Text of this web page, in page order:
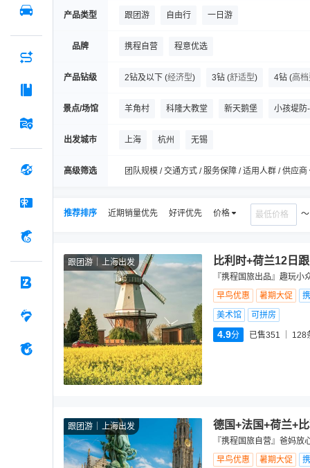
产品类型 跟团游 自由行 一日游
品牌 携程自营 程意优选
产品钻级 2钻及以下 (经济型) 3钻 (舒适型) 4钻 (高
景点/场馆 羊角村 科隆大教堂 新天鹅堡 小孩堤防
莫瑞泰斯皇家美术馆
出发城市 上海 杭州 无锡
高级筛选 团队规模 / 交通方式 / 服务保障 / 适用人群 / 供应商
推荐排序 近期销量优先 好评优先 价格
跟团游 上海出发 比利时+荷兰12日
『携程国旅出品』趣玩
早鸟优惠
暑期大促
美术馆
可拼房
4.9分 已售351 128
跟团游 上海出发 德国+法国+荷兰+
『携程国旅自营』爸妈
早鸟优惠
暑期大促